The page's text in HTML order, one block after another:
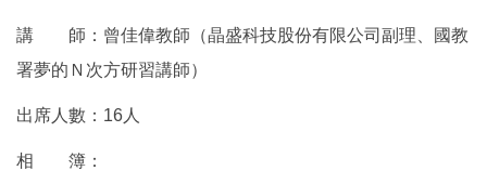
講 師：曾佳偉教師（晶盛科技股份有限公司副理、國教
署夢的Ｎ次方研習講師）
出席人數：16人
相 簿：